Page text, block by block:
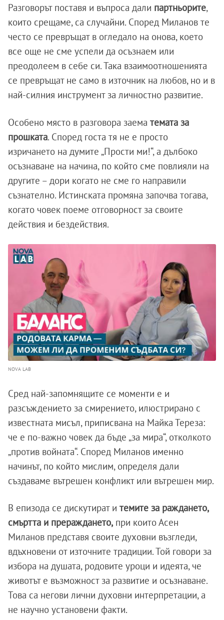
Разговорът поставя и въпроса дали партньорите,
които срещаме, са случайни. Според Миланов те
често се превръщат в огледало на онова, което
все още не сме успели да осъзнаем или
преодолеем в себе си. Така взаимоотношенията
се превръщат не само в източник на любов, но и в
най-силния инструмент за личностно развитие.
Особено място в разговора заема темата за
прошката. Според госта тя не е просто
изричането на думите „Прости ми!“, а дълбоко
осъзнаване на начина, по който сме повлияли на
другите – дори когато не сме го направили
съзнателно. Истинската промяна започва тогава,
когато човек поеме отговорност за своите
действия и бездействия.
NOVA LAB
Сред най-запомнящите се моменти е и
разсъждението за смирението, илюстрирано с
известната мисъл, приписвана на Майка Тереза:
че е по-важно човек да бъде „за мира“, отколкото
„против войната“. Според Миланов именно
начинът, по който мислим, определя дали
създаваме вътрешен конфликт или вътрешен мир.
В епизода се дискутират и темите за раждането,
смъртта и прераждането, при които Асен
Миланов представя своите духовни възгледи,
вдъхновени от източните традиции. Той говори за
избора на душата, родовите уроци и идеята, че
животът е възможност за развитие и осъзнаване.
Това са негови лични духовни интерпретации, а
не научно установени факти.